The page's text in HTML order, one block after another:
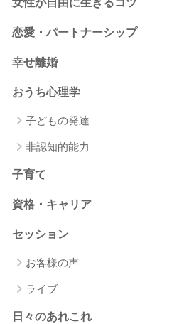
女性が自由に生きるコツ
恋愛・パートナーシップ
幸せ離婚
おうち心理学
子どもの発達
非認知的能力
子育て
資格・キャリア
セッション
お客様の声
ライブ
日々のあれこれ